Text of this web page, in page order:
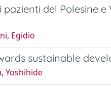
pazienti del Polesine
Egidio
sustainable
Yoshihide